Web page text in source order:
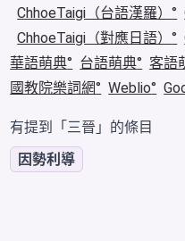
ChhoeTaigi（台語漢羅）
ChhoeTaigi（對應日語）
華語萌典
台語萌典 客語
國教院樂詞網
Weblio
有提到「三晉」的條目
因勢利導